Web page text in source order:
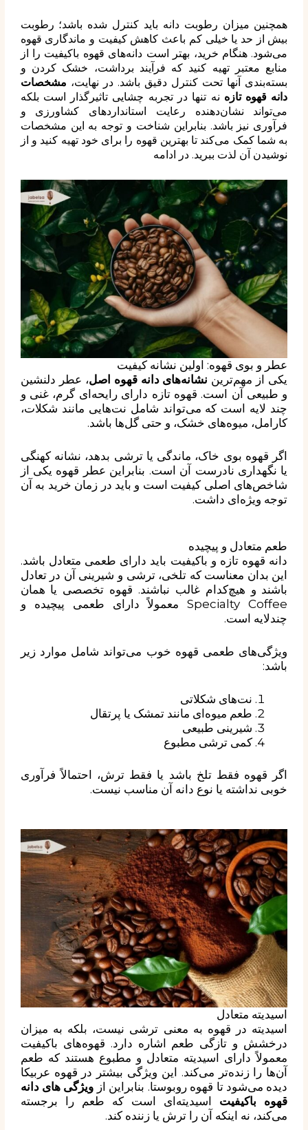
همچنین میزان رطوبت دانه باید کنترل شده باشد؛ رطوبت
بیش از حد یا خیلی کم باعث کاهش کیفیت و ماندگاری قهوه
می‌شود. هنگام خرید، بهتر است دانه‌های قهوه باکیفیت را از
منابع معتبر تهیه کنید که فرآیند برداشت، خشک کردن و
بسته‌بندی آنها تحت کنترل دقیق باشد. در نهایت،مشخصات
دانه قهوه تازه نه تنها در تجربه چشایی تاثیرگذار است بلکه
می‌تواند نشان‌دهنده رعایت استانداردهای کشاورزی و
فرآوری نیز باشد. بنابراین شناخت و توجه به این مشخصات
به شما کمک می‌کند تا بهترین قهوه را برای خود تهیه کنید و از
نوشیدن آن لذت ببرید. در ادامه
عطر و بوی قهوه: اولین نشانه کیفیت
یکی از مهم‌تریننشانه‌های دانه قهوه اصل، عطر دلنشین
و طبیعی آن است. قهوه تازه دارای رایحه‌ای گرم، غنی و
چند لایه است که می‌تواند شامل نت‌هایی مانند شکلات،
کارامل، میوه‌های خشک، و حتی گل‌ها باشد.
اگر قهوه بوی خاک، ماندگی یا ترشی بدهد، نشانه کهنگی
یا نگهداری نادرست آن است. بنابراین عطر قهوه یکی از
شاخص‌های اصلی کیفیت است و باید در زمان خرید به آن
توجه ویژه‌ای داشت.
طعم متعادل و پیچیده
دانه قهوه تازه و باکیفیت باید دارای طعمی متعادل باشد.
این بدان معناست که تلخی، ترشی و شیرینی آن در تعادل
باشند و هیچ‌کدام غالب نباشند. قهوه تخصصی یا همان
Specialty Coffee معمولاً دارای طعمی پیچیده و
چندلایه است.
ویژگی‌های طعمی قهوه خوب می‌تواند شامل موارد زیر
باشد:
نت‌های شکلاتی
طعم میوه‌ای مانند تمشک یا پرتقال
شیرینی طبیعی
کمی ترشی مطبوع
اگر قهوه فقط تلخ باشد یا فقط ترش، احتمالاً فرآوری
خوبی نداشته یا نوع دانه آن مناسب نیست.
اسیدیته متعادل
اسیدیته در قهوه به معنی ترشی نیست، بلکه به میزان
درخشش و تازگی طعم اشاره دارد. قهوه‌های باکیفیت
معمولاً دارای اسیدیته متعادل و مطبوع هستند که طعم
آن‌ها را زنده‌تر می‌کند. این ویژگی بیشتر در قهوه عربیکا
دیده می‌شود تا قهوه روبوستا. بنابراین ازویژگی های دانه
قهوه باکیفیتاسیدیته‌ای است که طعم را برجسته
می‌کند، نه اینکه آن را ترش یا زننده کند.